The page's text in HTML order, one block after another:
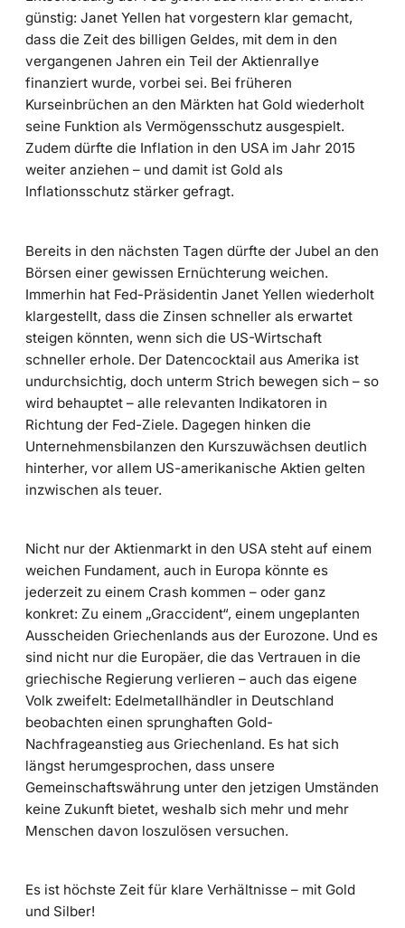
günstig: Janet Yellen hat vorgestern klar gemacht,
dass die Zeit des billigen Geldes, mit dem in den
vergangenen Jahren ein Teil der Aktienrallye
finanziert wurde, vorbei sei. Bei früheren
Kurseinbrüchen an den Märkten hat Gold wiederholt
seine Funktion als Vermögensschutz ausgespielt.
Zudem dürfte die Inflation in den USA im Jahr 2015
weiter anziehen – und damit ist Gold als
Inflationsschutz stärker gefragt.
Bereits in den nächsten Tagen dürfte der Jubel an den
Börsen einer gewissen Ernüchterung weichen.
Immerhin hat Fed-Präsidentin Janet Yellen wiederholt
klargestellt, dass die Zinsen schneller als erwartet
steigen könnten, wenn sich die US-Wirtschaft
schneller erhole. Der Datencocktail aus Amerika ist
undurchsichtig, doch unterm Strich bewegen sich – so
wird behauptet – alle relevanten Indikatoren in
Richtung der Fed-Ziele. Dagegen hinken die
Unternehmensbilanzen den Kurszuwächsen deutlich
hinterher, vor allem US-amerikanische Aktien gelten
inzwischen als teuer.
Nicht nur der Aktienmarkt in den USA steht auf einem
weichen Fundament, auch in Europa könnte es
jederzeit zu einem Crash kommen – oder ganz
konkret: Zu einem „Graccident“, einem ungeplanten
Ausscheiden Griechenlands aus der Eurozone. Und es
sind nicht nur die Europäer, die das Vertrauen in die
griechische Regierung verlieren – auch das eigene
Volk zweifelt: Edelmetallhändler in Deutschland
beobachten einen sprunghaften Gold-
Nachfrageanstieg aus Griechenland. Es hat sich
längst herumgesprochen, dass unsere
Gemeinschaftswährung unter den jetzigen Umständen
keine Zukunft bietet, weshalb sich mehr und mehr
Menschen davon loszulösen versuchen.
Es ist höchste Zeit für klare Verhältnisse – mit Gold
und Silber!